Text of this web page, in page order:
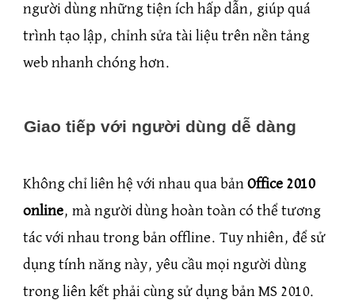
người dùng những tiện ích hấp dẫn, giúp quá
trình tạo lập, chỉnh sửa tài liệu trên nền tảng
web nhanh chóng hơn.
Giao tiếp với người dùng dễ dàng
Không chỉ liên hệ với nhau qua bản Office 2010
online, mà người dùng hoàn toàn có thể tương
tác với nhau trong bản offline. Tuy nhiên, để sử
dụng tính năng này, yêu cầu mọi người dùng
trong liên kết phải cùng sử dụng bản MS 2010.